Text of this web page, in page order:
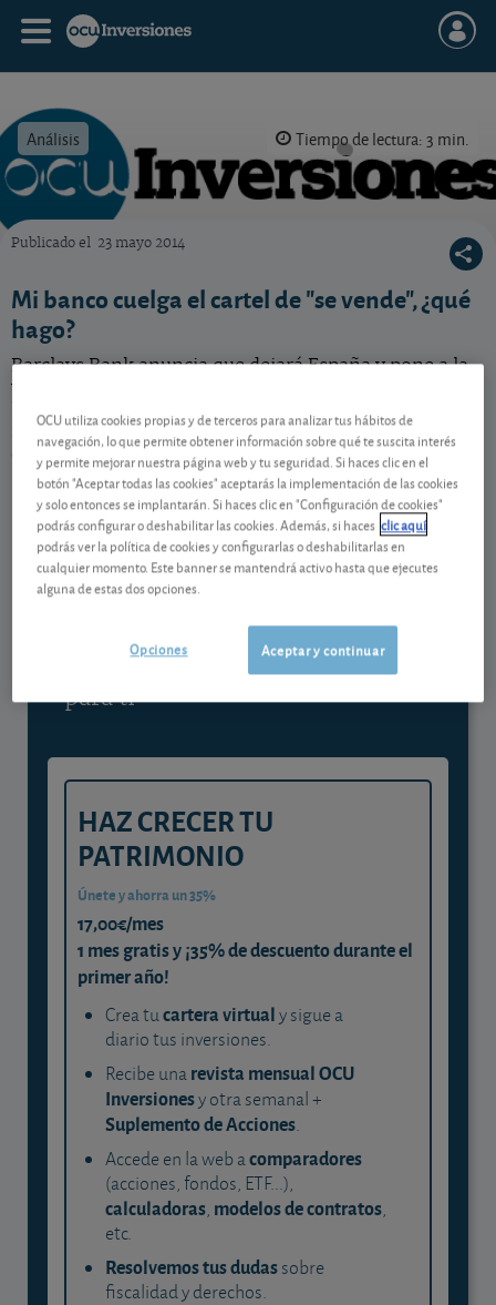
Análisis Tiempo de lectura: 3 min.
Publicado el 23 mayo 2014
Mi banco cuelga el cartel de "se vende", ¿qué
hago?
Barclays Bank anuncia que dejará España y pone a la
venta su negocio. El Popular está interesado en
hacerse con el negocio minorista de Citibank España.
Si usted es cliente, sepa cómo le pueden afectar estos
cambios.
Contenido reservado a SOCIOS
Gestiona tu dinero con visión
experta
y consigue que cada euro trabaje
para ti
HAZ CRECER TU
PATRIMONIO
Únete y ahorra un 35%
17,00€/mes
1 mes gratis y ¡35% de descuento durante el
primer año!
Crea tucartera virtualy sigue a
diario tus inversiones.
Recibe unarevista mensual OCU
Inversionesy otra semanal +
Suplemento de Acciones.
Accede en la web acomparadores
(acciones, fondos, ETF...),
calculadoras, modelos de contratos,
etc.
Resolvemos tus dudassobre
fiscalidad y derechos.
OCU utiliza cookies propias y de terceros para analizar tus hábitos de
navegación, lo que permite obtener información sobre qué te suscita interés
y permite mejorar nuestra página web y tu seguridad. Si haces clic en el
botón "Aceptar todas las cookies" aceptarás la implementación de las cookies
y solo entonces se implantarán. Si haces clic en "Configuración de cookies"
podrás configurar o deshabilitar las cookies. Además, si haces clic aquí
podrás ver la política de cookies y configurarlas o deshabilitarlas en
cualquier momento. Este banner se mantendrá activo hasta que ejecutes
alguna de estas dos opciones.
Aceptar y continuar
Opciones